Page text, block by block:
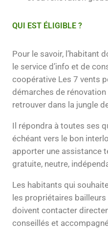
QUI EST ÉLIGIBLE ?
Pour le savoir, l’habitant
le service d’info et de
coopérative Les 7 vents
démarches de rénovation
retrouver dans la jungle
Il répondra à toutes ses
échéant vers le bon
apporter une assistance
gratuite, neutre,
Les habitants qui
les propriétaires
doivent contacter
conseillés et